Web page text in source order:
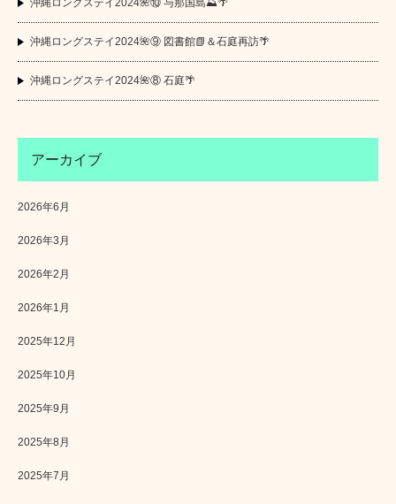
沖縄ロングステイ2024🌺⑩ 与那国島⛰️🌴
沖縄ロングステイ2024🌺⑨ 図書館📗＆石庭再訪🌴
沖縄ロングステイ2024🌺⑧ 石庭🌴
アーカイブ
2026年6月
2026年3月
2026年2月
2026年1月
2025年12月
2025年10月
2025年9月
2025年8月
2025年7月